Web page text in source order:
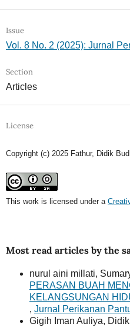
Issue
Vol. 8 No. 2 (2025): Jurnal
Section
Articles
License
Copyright (c) 2025 Fathur, Didik
This work is licensed under a
Most read articles by the
nurul aini millati,
PERASAN BUAH
KELANGSUNGAN
, Jurnal Perikanan
Gigih Iman Auliya,